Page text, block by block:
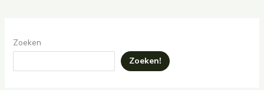
Zoeken
Zoeken!